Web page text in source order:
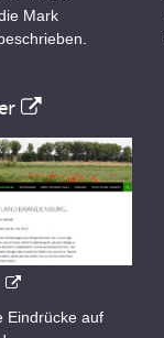
Mark
Eindrücke auf